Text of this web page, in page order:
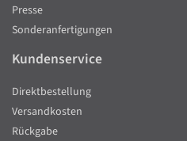
Presse
Sonderanfertigungen
Kundenservice
Direktbestellung
Versandkosten
Rückgabe